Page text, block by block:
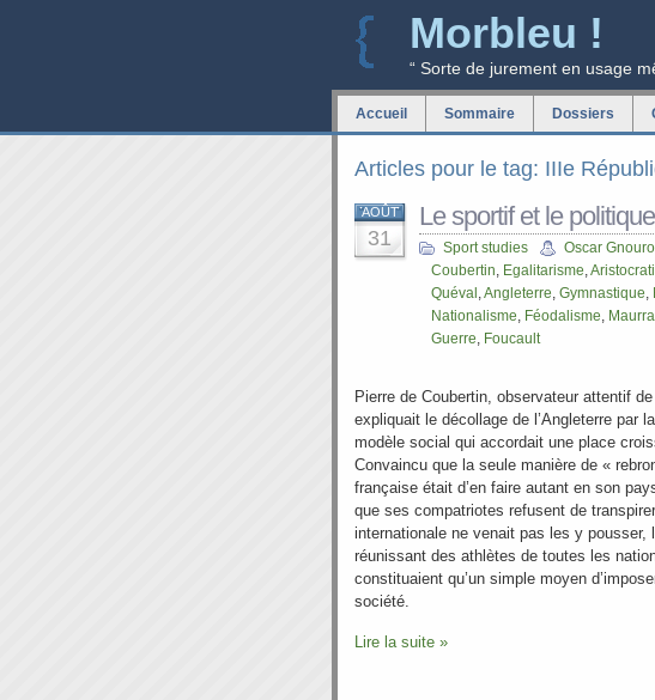
Morbleu !
“ Sorte de jurement en usage
Accueil Sommaire Dossiers
Articles pour le tag: IIIe
AOÛT
31
Le sportif et le
Sport studies
Oscar
Coubertin, Egalitarisme,
Quéval ,Angleterre, Gymnastique,
Nationalisme, Féodalisme,
Guerre, Foucault
Pierre de Coubertin, observateur attentif
expliquait le décollage de l’Angleterre par
modèle social qui accordait une place
Convaincu que la seule manière de «
française était d’en faire autant en son
que ses compatriotes refusent de
internationale ne venait pas les y pousser,
réunissant des athlètes de toutes les
constituaient qu’un simple moyen
société.
Lire la suite »